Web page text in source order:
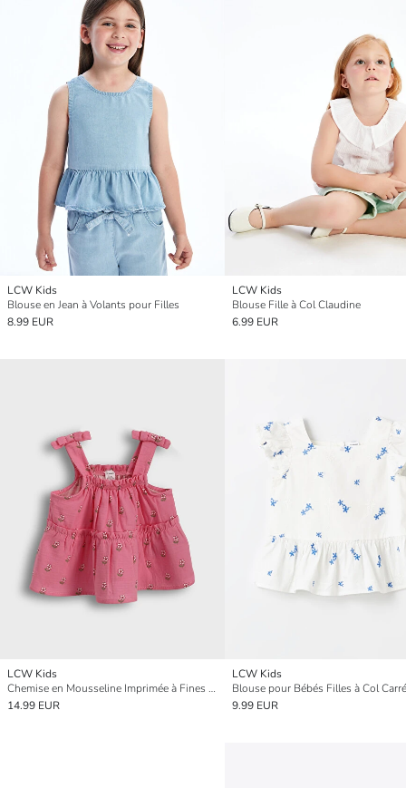
LCW Kids
Blouse en Jean à Volants pour Filles
8.99 EUR
LCW Kids
Blouse Fille à Col Claudine
6.99 EUR
LCW Kids
Chemise en Mousseline Imprimée à Fines Bretelles pour Filles
14.99 EUR
LCW Kids
9.99 EUR